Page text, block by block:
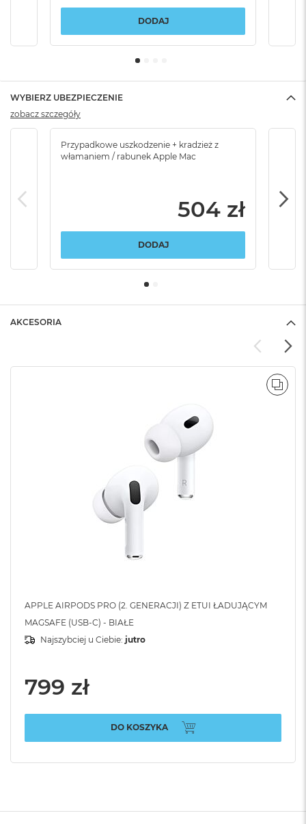
DODAJ
WYBIERZ UBEZPIECZENIE
Przypadkowe uszkodzenie + kradzież z
włamaniem / rabunek Apple Mac
504 zł
DODAJ
zobacz szczegóły
AKCESORIA
APPLE AIRPODS PRO (2. GENERACJI) Z ETUI ŁADUJĄCYM
MAGSAFE (USB-C) - BIAŁE
Najszybciej u Ciebie: jutro
799 zł
DO KOSZYKA